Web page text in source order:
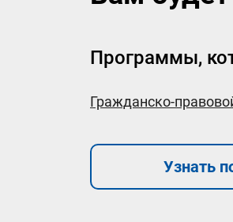
Программы,
Гражданско-
Узнать